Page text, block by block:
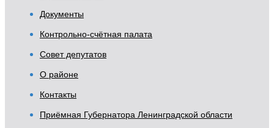
Документы
Контрольно-счётная палата
Совет депутатов
О районе
Контакты
Приёмная Губернатора Ленинградской области